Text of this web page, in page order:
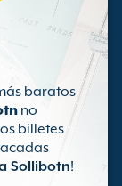
baratos
no
billetes
Sollibotn!